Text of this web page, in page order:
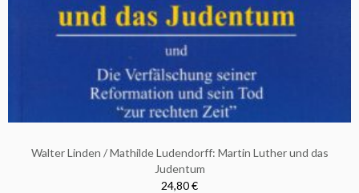
Walter Linden / Mathilde Ludendorff: Martin Luther und das
Judentum
24,80 €